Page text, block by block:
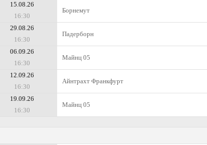
15.08.26
16:30
Борнемут
29.08.26
16:30
Падерборн
06.09.26
16:30
Майнц 05
12.09.26
16:30
Айнтрахт Франкфурт
19.09.26
16:30
Майнц 05